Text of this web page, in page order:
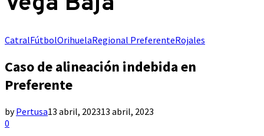
CatralFútbolOrihuelaRegional PreferenteRojales
Caso de alineación indebida en
Preferente
byPertusa13 abril, 202313 abril, 2023
0